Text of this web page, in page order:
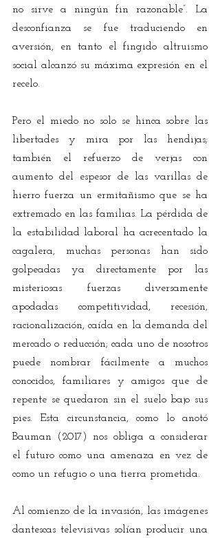
no sirve a ningún fin razonable”. La
desconfianza se fue traduciendo en
aversión, en tanto el fingido altruismo
social alcanzó su máxima expresión en el
recelo.
Pero el miedo no solo se hinca sobre las
libertades y mira por las hendijas;
también el refuerzo de verjas con
aumento del espesor de las varillas de
hierro fuerza un ermitañismo que se ha
extremado en las familias. La pérdida de
la estabilidad laboral ha acrecentado la
cagalera, muchas personas han sido
golpeadas ya directamente por las
misteriosas fuerzas diversamente
apodadas competitividad, recesión,
racionalización, caída en la demanda del
mercado o reducción; cada uno de nosotros
puede nombrar fácilmente a muchos
conocidos, familiares y amigos que de
repente se quedaron sin el suelo bajo sus
pies. Esta circunstancia, como lo anotó
Bauman (2017) nos obliga a considerar
el futuro como una amenaza en vez de
como un refugio o una tierra prometida.
Al comienzo de la invasión, las imágenes
dantescas televisivas solían producir una